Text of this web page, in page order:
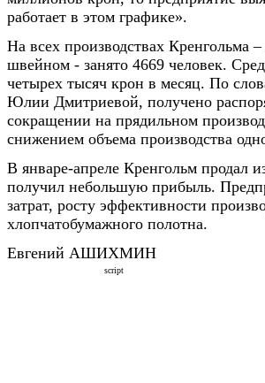
работает в этом графике».
На всех производствах Кренгольма
швейном - занято 4669 человек.
четырех тысяч крон в месяц. По
Юлии Дмитриевой, получено
сокращении на прядильном
снижением объема производства
В январе-апреле Кренгольм продал
получил небольшую прибыль.
затрат, росту эффективности
хлопчатобумажного полотна.
Евгений АШИХМИН
script